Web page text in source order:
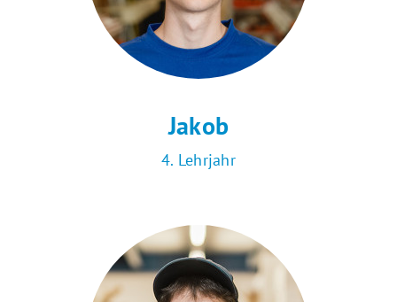
Jakob
4. Lehrjahr